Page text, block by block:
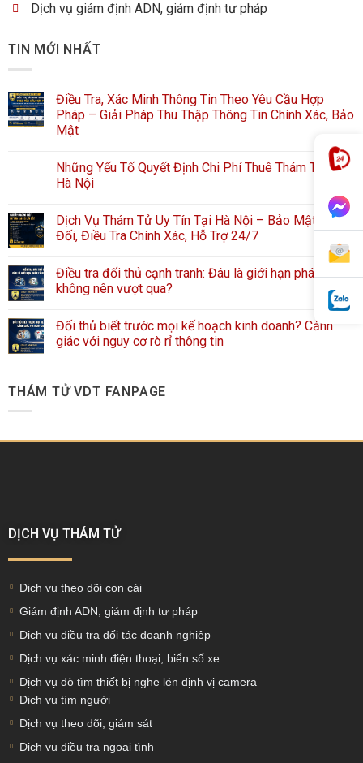
Dịch vụ giám định ADN, giám định tư pháp
TIN MỚI NHẤT
Điều Tra, Xác Minh Thông Tin Theo Yêu Cầu Hợp
Pháp – Giải Pháp Thu Thập Thông Tin Chính Xác, Bảo
Mật
Những Yếu Tố Quyết Định Chi Phí Thuê Thám Tử Tại
Hà Nội
Dịch Vụ Thám Tử Uy Tín Tại Hà Nội – Bảo Mật Tuyệt
Đối, Điều Tra Chính Xác, Hỗ Trợ 24/7
Điều tra đối thủ cạnh tranh: Đâu là giới hạn pháp lý
không nên vượt qua?
Đối thủ biết trước mọi kế hoạch kinh doanh? Cảnh
giác với nguy cơ rò rỉ thông tin
THÁM TỬ VDT FANPAGE
DỊCH VỤ THÁM TỬ
Dịch vụ theo dõi con cái
Giám định ADN, giám định tư pháp
Dịch vụ điều tra đối tác doanh nghiệp
Dịch vụ xác minh điện thoại, biển số xe
Dịch vụ dò tìm thiết bị nghe lén định vị camera
Dịch vụ tìm người
Dịch vụ theo dõi, giám sát
Dịch vụ điều tra ngoại tình